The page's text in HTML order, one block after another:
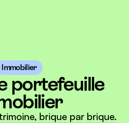
Immobilier
portefeuille
brique par brique.